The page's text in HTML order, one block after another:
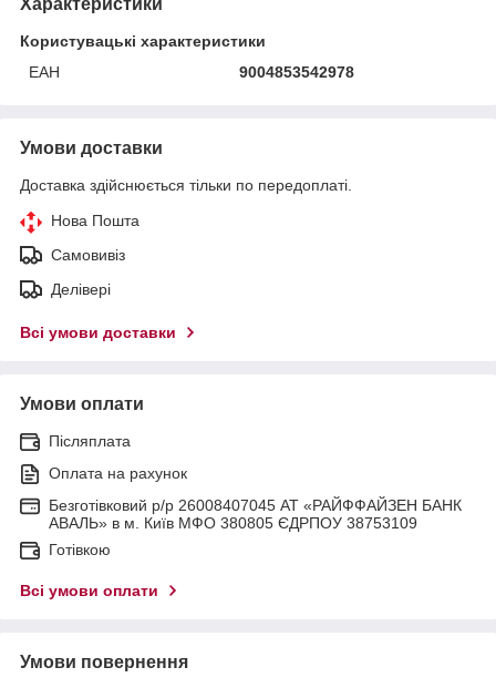
Користувацькі характеристики
ЕАН
9004853542978
Умови доставки
Доставка здійснюється тільки по передоплаті.
Нова Пошта
Самовивіз
Делівері
Всі умови доставки
Умови оплати
Післяплата
Оплата на рахунок
Безготівковий р/р 26008407045 АТ «РАЙФФАЙЗЕН БАНК
АВАЛЬ» в м. Київ МФО 380805 ЄДРПОУ 38753109
Готівкою
Всі умови оплати
Умови повернення